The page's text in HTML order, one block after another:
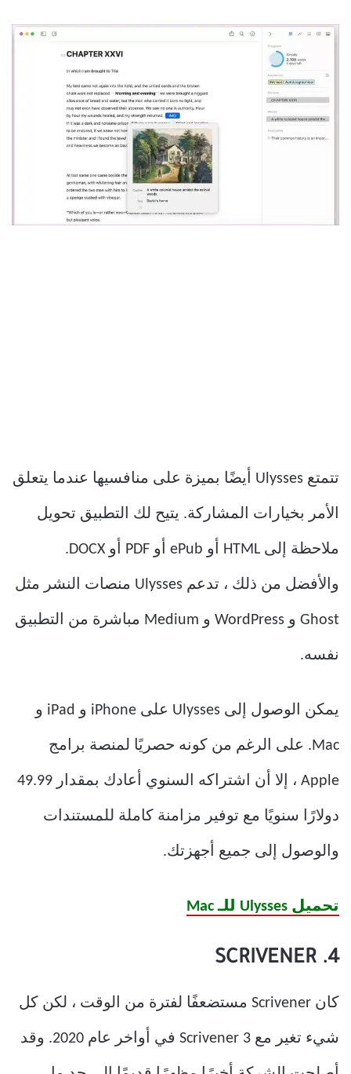
تتمتع Ulysses أيضًا بميزة على منافسيها عندما يتعلق
الأمر بخيارات المشاركة. يتيح لك التطبيق تحويل
ملاحظة إلى HTML أو ePub أو PDF أو DOCX.
والأفضل من ذلك ، تدعم Ulysses منصات النشر مثل
Ghost و WordPress و Medium مباشرة من التطبيق
نفسه.
يمكن الوصول إلى Ulysses على iPhone و iPad و
Mac. على الرغم من كونه حصريًا لمنصة برامج
Apple ، إلا أن اشتراكه السنوي أعادك بمقدار 49.99
دولارًا سنويًا مع توفير مزامنة كاملة للمستندات
والوصول إلى جميع أجهزتك.
تحميل Ulysses للـ Mac
4. SCRIVENER
كان Scrivener مستضعفًا لفترة من الوقت ، لكن كل
شيء تغير مع Scrivener 3 في أواخر عام 2020. وقد